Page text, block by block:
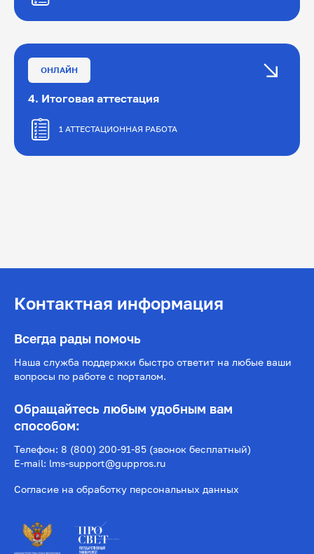
1. Виды и приемы современных
педагогических технологий в урочной
деятельности
2. Практическая работа
3. Виды и приемы современных
педагогических технологий во внеурочной
4. Итоговая аттестация
ОНЛАЙН
1 АТТЕСТАЦИОННАЯ РАБОТА
Контактная информация
Всегда рады помочь
Наша служба поддержки быстро ответит на любые ваши
вопросы по работе с порталом.
Обращайтесь любым удобным вам
способом:
Телефон: 8 (800) 200-91-85 (звонок бесплатный)
Е-mail: lms-support@guppros.ru
Согласие на обработку персональных данных